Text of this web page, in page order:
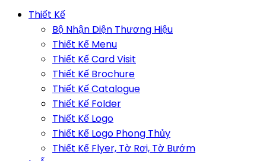
Thiết Kế
Bộ Nhận Diện Thương Hiệu
Thiết Kế Menu
Thiết Kế Card Visit
Thiết Kế Brochure
Thiết Kế Catalogue
Thiết Kế Folder
Thiết Kế Logo
Thiết Kế Logo Phong Thủy
Thiết Kế Flyer, Tờ Rơi, Tờ Bướm